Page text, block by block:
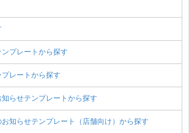
プレートから探す
レートから探す
らせテンプレートから探す
知らせテンプレート（店舗向け）から探す